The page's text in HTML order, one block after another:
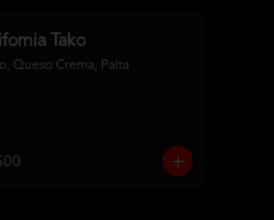
Tako
Queso Crema, Palta